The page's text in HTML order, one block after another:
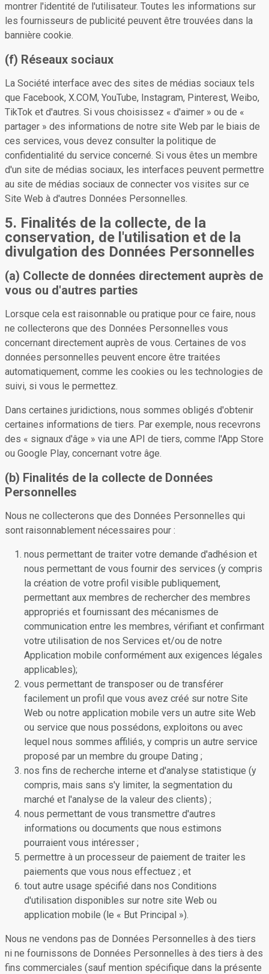
montrer l'identité de l'utilisateur. Toutes les informations sur
les fournisseurs de publicité peuvent être trouvées dans la
bannière cookie.
(f) Réseaux sociaux
La Société interface avec des sites de médias sociaux tels
que Facebook, X.COM, YouTube, Instagram, Pinterest, Weibo,
TikTok et d'autres. Si vous choisissez « d'aimer » ou de «
partager » des informations de notre site Web par le biais de
ces services, vous devez consulter la politique de
confidentialité du service concerné. Si vous êtes un membre
d'un site de médias sociaux, les interfaces peuvent permettre
au site de médias sociaux de connecter vos visites sur ce
Site Web à d'autres Données Personnelles.
5. Finalités de la collecte, de la
conservation, de l'utilisation et de la
divulgation des Données Personnelles
(a) Collecte de données directement auprès de
vous ou d'autres parties
Lorsque cela est raisonnable ou pratique pour ce faire, nous
ne collecterons que des Données Personnelles vous
concernant directement auprès de vous. Certaines de vos
données personnelles peuvent encore être traitées
automatiquement, comme les cookies ou les technologies de
suivi, si vous le permettez.
Dans certaines juridictions, nous sommes obligés d'obtenir
certaines informations de tiers. Par exemple, nous recevrons
des « signaux d'âge » via une API de tiers, comme l'App Store
ou Google Play, concernant votre âge.
(b) Finalités de la collecte de Données
Personnelles
Nous ne collecterons que des Données Personnelles qui
sont raisonnablement nécessaires pour :
nous permettant de traiter votre demande d'adhésion et
nous permettant de vous fournir des services (y compris
la création de votre profil visible publiquement,
permettant aux membres de rechercher des membres
appropriés et fournissant des mécanismes de
communication entre les membres, vérifiant et confirmant
votre utilisation de nos Services et/ou de notre
Application mobile conformément aux exigences légales
applicables);
vous permettant de transposer ou de transférer
facilement un profil que vous avez créé sur notre Site
Web ou notre application mobile vers un autre site Web
ou service que nous possédons, exploitons ou avec
lequel nous sommes affiliés, y compris un autre service
proposé par un membre du groupe Dating ;
nos fins de recherche interne et d'analyse statistique (y
compris, mais sans s'y limiter, la segmentation du
marché et l'analyse de la valeur des clients) ;
nous permettant de vous transmettre d'autres
informations ou documents que nous estimons
pourraient vous intéresser ;
permettre à un processeur de paiement de traiter les
paiements que vous nous effectuez ; et
tout autre usage spécifié dans nos Conditions
d'utilisation disponibles sur notre site Web ou
application mobile (le « But Principal »).
Nous ne vendons pas de Données Personnelles à des tiers
ni ne fournissons de Données Personnelles à des tiers à des
fins commerciales (sauf mention spécifique dans la présente